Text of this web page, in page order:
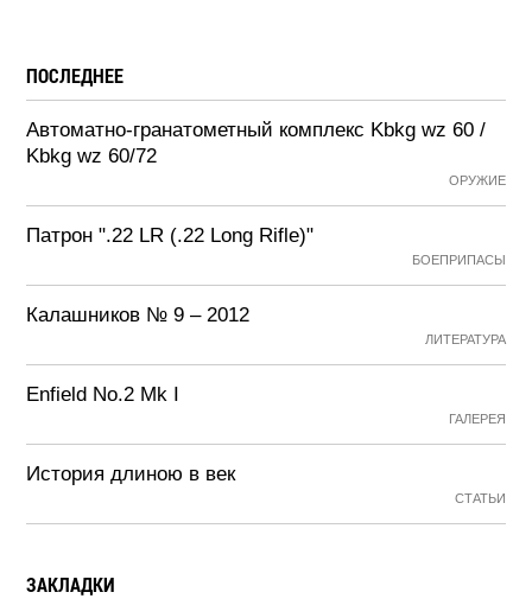
ПОСЛЕДНЕЕ
Автоматно-гранатометный комплекс Kbkg wz 60 /
Kbkg wz 60/72
ОРУЖИЕ
Патрон ".22 LR (.22 Long Rifle)"
БОЕПРИПАСЫ
Калашников № 9 – 2012
ЛИТЕРАТУРА
Enfield No.2 Mk I
ГАЛЕРЕЯ
История длиною в век
СТАТЬИ
ЗАКЛАДКИ